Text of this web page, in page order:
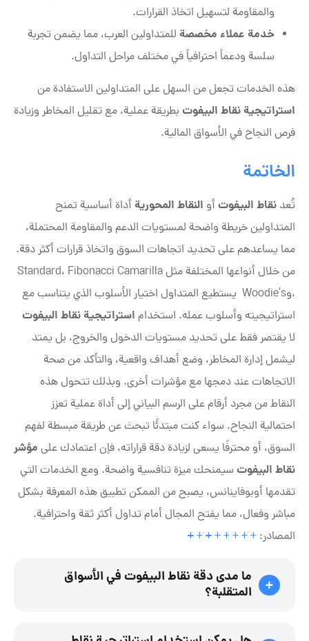
والمقاومة لتسهيل اتخاذ القرارات.
خدمة عملاء مخصصة للمتداولين العرب، مما يضمن تجربة
سلسة ودعماً احترافياً في مختلف مراحل التداول.
هذه الخدمات تجعل من السهل على المتداولين الاستفادة من
استراتيجية نقاط البيفوت بطريقة عملية، مع تقليل المخاطر وزيادة
فرص النجاح في الأسواق المالية.
الخاتمة
تُعد نقاط البيفوت أو النقاط المحورية أداة أساسية تمنح
المتداولين خريطة واضحة لمستويات الدعم والمقاومة المحتملة،
مما يساعدهم على تحديد اتجاهات السوق واتخاذ قرارات أكثر دقة.
من خلال أنواعها المختلفة مثل Standard، Fibonacci Camarilla
،وWoodie’s يستطيع المتداول اختيار الأسلوب الذي يتناسب مع
استراتيجيته وأسلوب عمله. استخدام استراتيجية نقاط البيفوت
لا يقتصر فقط على تحديد مستويات الدخول والخروج، بل يمتد
ليشمل إدارة المخاطر، وضع أهداف واقعية، والتأكد من صحة
الاتجاهات عند دمجها مع مؤشرات أخرى. وبذلك تتحول هذه
النقاط من مجرد أرقام على الرسم البياني إلى أداة عملية تعزز
احتمالية النجاح. سواء كنت مبتدئًا تبحث عن طريقة مبسطة لفهم
السوق، أو محترفًا يسعى لزيادة دقة قراراته، فإن اعتمادك على مؤشر
نقاط البيفوت سيمنحك ميزة تنافسية واضحة. ومع الخدمات التي
تقدمها أوبوفاینانس، يصبح من الممكن تطبيق هذه المعرفة بشكل
مباشر وفعال، مما يفتح المجال أمام تداول أكثر ثقة واحترافية.
المصادر: +
+
+
+
+
+
+
+
ما مدى دقة نقاط البيفوت في الأسواق
المتقلبة؟